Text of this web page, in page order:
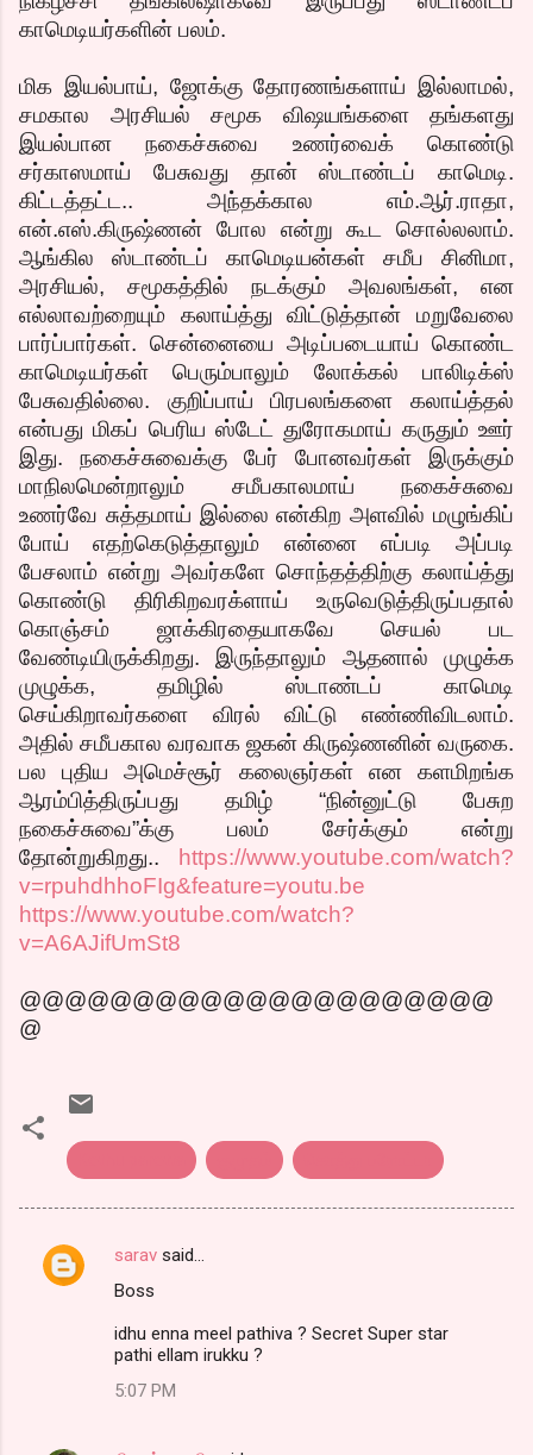
காமெடியர்களின் பலம்.
மிக இயல்பாய், ஜோக்கு தோரணங்களாய் இல்லாமல்,
சமகால அரசியல் சமூக விஷயங்களை தங்களது
இயல்பான நகைச்சுவை உணர்வைக் கொண்டு
சர்காஸமாய் பேசுவது தான் ஸ்டாண்டப் காமெடி.
கிட்டத்தட்ட.. அந்தக்கால எம்.ஆர்.ராதா,
என்.எஸ்.கிருஷ்ணன் போல என்று கூட சொல்லலாம்.
ஆங்கில ஸ்டாண்டப் காமெடியன்கள் சமீப சினிமா,
அரசியல், சமூகத்தில் நடக்கும் அவலங்கள், என
எல்லாவற்றையும் கலாய்த்து விட்டுத்தான் மறுவேலை
பார்ப்பார்கள். சென்னையை அடிப்படையாய் கொண்ட
காமெடியர்கள் பெரும்பாலும் லோக்கல் பாலிடிக்ஸ்
பேசுவதில்லை. குறிப்பாய் பிரபலங்களை கலாய்த்தல்
என்பது மிகப் பெரிய ஸ்டேட் துரோகமாய் கருதும் ஊர்
இது. நகைச்சுவைக்கு பேர் போனவர்கள் இருக்கும்
மாநிலமென்றாலும் சமீபகாலமாய் நகைச்சுவை
உணர்வே சுத்தமாய் இல்லை என்கிற அளவில் மழுங்கிப்
போய் எதற்கெடுத்தாலும் என்னை எப்படி அப்படி
பேசலாம் என்று அவர்களே சொந்தத்திற்கு கலாய்த்து
கொண்டு திரிகிறவரக்ளாய் உருவெடுத்திருப்பதால்
கொஞ்சம் ஜாக்கிரதையாகவே செயல் பட
வேண்டியிருக்கிறது. இருந்தாலும் ஆதனால் முழுக்க
முழுக்க, தமிழில் ஸ்டாண்டப் காமெடி
செய்கிறாவர்களை விரல் விட்டு எண்ணிவிடலாம்.
அதில் சமீபகால வரவாக ஜகன் கிருஷ்ணனின் வருகை.
பல புதிய அமெச்சூர் கலைஞர்கள் என களமிறங்க
ஆரம்பித்திருப்பது தமிழ் “நின்னுட்டு பேசுற
நகைச்சுவை”க்கு பலம் சேர்க்கும் என்று
தோன்றுகிறது..
https://www.youtube.com/watch?
v=rpuhdhhoFIg&feature=youtu.be
https://www.youtube.com/watch?
v=A6AJifUmSt8
@@@@@@@@@@@@@@@@@@@@@
@
C
sarav said…
Boss
idhu enna meel pathiva ? Secret Super star
pathi ellam irukku ?
5:07 PM